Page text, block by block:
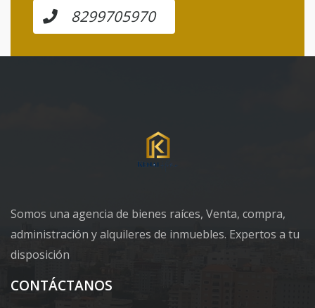
8299705970
Somos una agencia de bienes raíces, Venta, compra,
administración y alquileres de inmuebles. Expertos a tu
disposición
CONTÁCTANOS